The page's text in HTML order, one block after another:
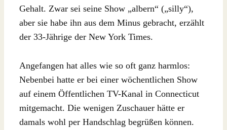
Gehalt. Zwar sei seine Show „albern“ („silly“),
aber sie habe ihn aus dem Minus gebracht, erzählt
der 33-Jährige der New York Times.
Angefangen hat alles wie so oft ganz harmlos:
Nebenbei hatte er bei einer wöchentlichen Show
auf einem Öffentlichen TV-Kanal in Connecticut
mitgemacht. Die wenigen Zuschauer hätte er
damals wohl per Handschlag begrüßen können.